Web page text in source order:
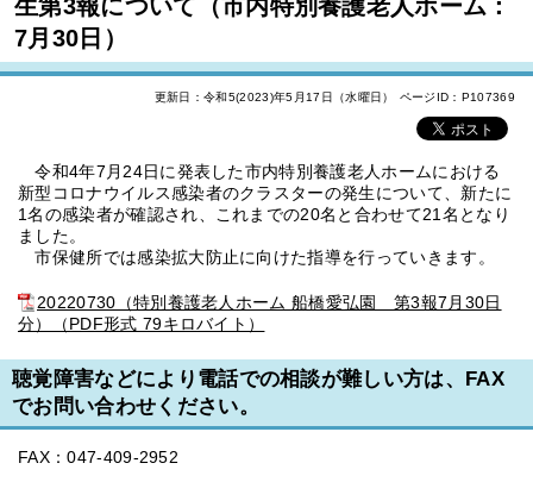
生第3報について（市内特別養護老人ホーム：
7月30日）
更新日：令和5(2023)年5月17日（水曜日） ページID：P107369
令和4年7月24日に発表した市内特別養護老人ホームにおける
新型コロナウイルス感染者のクラスターの発生について、新たに
1名の感染者が確認され、これまでの20名と合わせて21名となり
ました。
市保健所では感染拡大防止に向けた指導を行っていきます。
20220730（特別養護老人ホーム 船橋愛弘園 第3報7月30日
分）（PDF形式 79キロバイト）
聴覚障害などにより電話での相談が難しい方は、FAX
でお問い合わせください。
FAX：047-409-2952